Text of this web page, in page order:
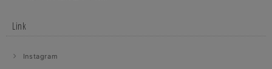
Link
Instagram